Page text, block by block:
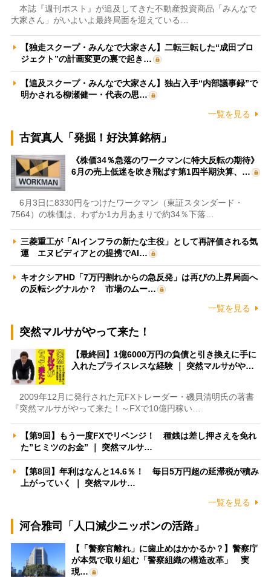
本誌『週刊ポスト』が追及してきた不動産投資商品「みんなで
大家さん」がいよいよ最終局面を迎えている…
【独走スクープ・みんなで大家さん】二転三転した“成田プロ
ジェクト”の計画変更の裏で起き…
【追及スクープ・みんなで大家さん】独占入手“内部議事録”で
明かされる柳瀬健一・代表の思…
一覧を見る
古賀真人「発掘！好決算銘柄」
《株価34％急落のワークマンに特大反転の期待》
6月の売上低迷を吹き飛ばす第1四半期決算、…
6月3日に8330円をつけたワークマン（東証スタンダード・
7564）の株価は、わずか1カ月あまりで約34％下落…
三菱重工が「AIインフラの新たな主役」として再評価される気
運 エヌビディアとの提携でAI…
キオクシアHD「7万円割れからの急反発」は再びの上昇局面へ
の反転シグナルか？ 市場のムー…
一覧を見る
突然マルサがやって来た！
【最終回】1億6000万円の負債と引き換えに手に
入れたプライスレスな経験 ｜ 突然マルサがや…
2009年12月に発行された元FXトレーダー・磯貝清明氏の著書
『突然マルサがやって来た！～FXで10億円稼い…
【第9回】もう一度FXでリベンジ！ 種銭は差し押さえを免れ
た”ヒミツのお金” ｜ 突然マルサ…
【第8回】年利はなんと14.6％！ 毎日5万円超の延滞税が積み
上がっていく ｜ 突然マルサ…
一覧を見る
河合雅司「人口減少ニッポンの活路」
【「警察官離れ」に歯止めはかかるか？】警察庁
が本気で取り組む「警察組織の構造改革」 実
現…